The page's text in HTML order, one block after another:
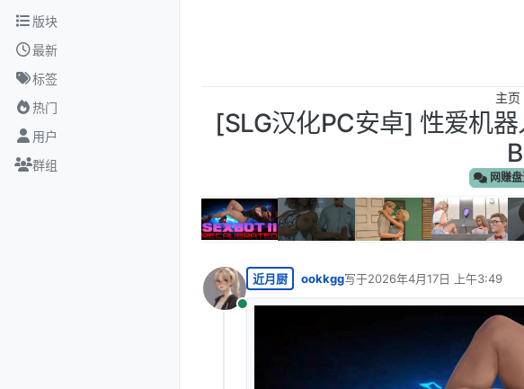
跳转至内容
版块
最新
标签
热门
用户
群组
主页
[SLG汉化PC安卓] 性爱机
网赚盘
在线
近月厨 ookkgg写于2026年4月17日 上午3:49
最后由 编辑